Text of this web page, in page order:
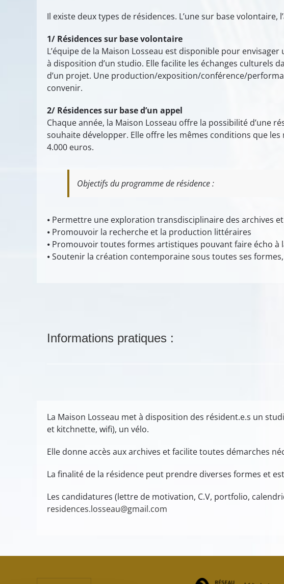
Il existe deux types de résidences. L’une sur base
1/ Résidences sur base volontaire
L’équipe de la Maison Losseau est disponible pour
à disposition d’un studio. Elle facilite les échanges culturels
d’un projet. Une production/exposition/conférence/
convenir.
2/ Résidences sur base d’un appel
Chaque année, la Maison Losseau offre la possibilité d’une
souhaite développer. Elle offre les mêmes conditions que
4.000 euros.
Objectifs du programme de résidence :
⦁ Permettre une exploration transdisciplinaire des archives
⦁ Promouvoir la recherche et la production littéraires
⦁ Promouvoir toutes formes artistiques pouvant faire écho
⦁ Soutenir la création contemporaine sous toutes ses
Informations pratiques :
La Maison Losseau met à disposition des résident.e.s un
et kitchnette, wifi), un vélo.
Elle donne accès aux archives et facilite toutes démarches
La finalité de la résidence peut prendre diverses formes et
Les candidatures (lettre de motivation, C.V, portfolio,
residences.losseau@gmail.com